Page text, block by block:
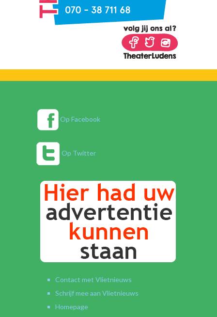
Op Facebook
Op Twitter
Contact met Vlietnieuws
Schrijf mee aan Vlietnieuws
Homepage